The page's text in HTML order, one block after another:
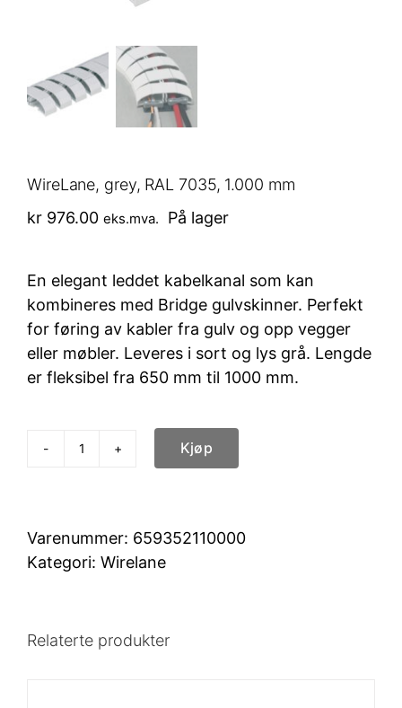
WireLane, grey, RAL 7035, 1.000 mm
kr 976.00 eks.mva. På lager
En elegant leddet kabelkanal som kan
kombineres med Bridge gulvskinner. Perfekt
for føring av kabler fra gulv og opp vegger
eller møbler. Leveres i sort og lys grå. Lengde
er fleksibel fra 650 mm til 1000 mm.
WireLane,
7035,
1.000
Kjøp
Varenummer: 659352110000
Kategori: Wirelane
Relaterte produkter